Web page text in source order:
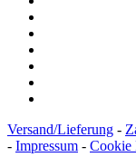
Versand/Lieferung -
- Impressum - Cookie